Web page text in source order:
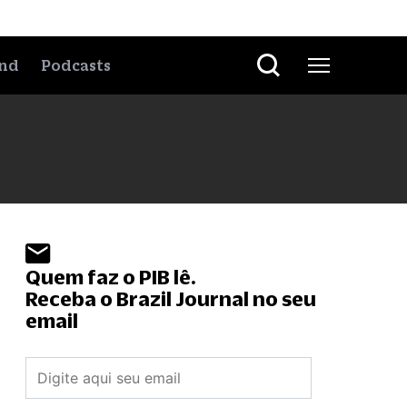
Podcasts
Quem faz o PIB lê.
Receba o Brazil Journal no seu
email